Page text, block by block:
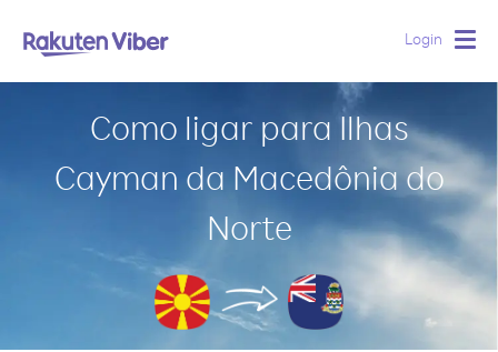
Login
Como ligar para Ilhas
Cayman da Macedônia do
Norte